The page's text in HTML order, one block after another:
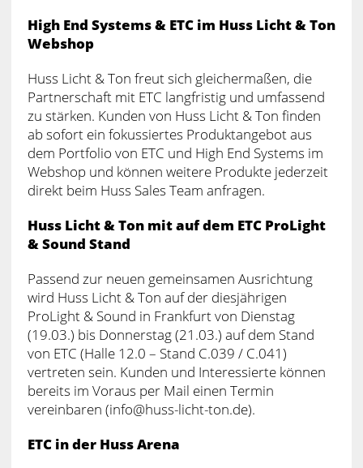
High End Systems & ETC im Huss Licht & Ton
Webshop
Huss Licht & Ton freut sich gleichermaßen, die
Partnerschaft mit ETC langfristig und umfassend
zu stärken. Kunden von Huss Licht & Ton finden
ab sofort ein fokussiertes Produktangebot aus
dem Portfolio von ETC und High End Systems im
Webshop und können weitere Produkte jederzeit
direkt beim Huss Sales Team anfragen.
Huss Licht & Ton mit auf dem ETC ProLight
& Sound Stand
Passend zur neuen gemeinsamen Ausrichtung
wird Huss Licht & Ton auf der diesjährigen
ProLight & Sound in Frankfurt von Dienstag
(19.03.) bis Donnerstag (21.03.) auf dem Stand
von ETC (Halle 12.0 – Stand C.039 / C.041)
vertreten sein. Kunden und Interessierte können
bereits im Voraus per Mail einen Termin
vereinbaren (info@huss-licht-ton.de).
ETC in der Huss Arena